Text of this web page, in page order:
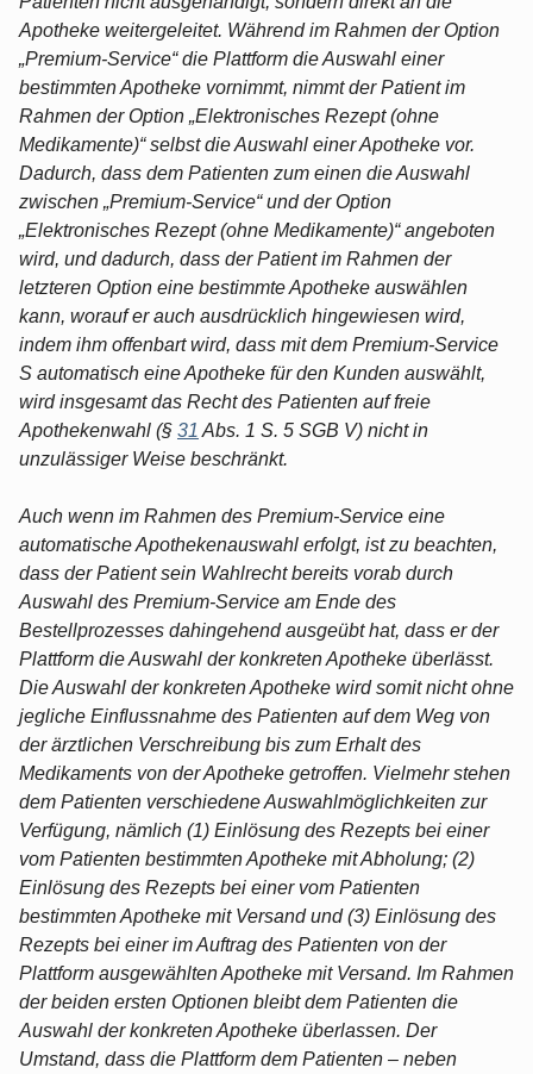
Apotheke weitergeleitet. Während im Rahmen der Option
„Premium-Service“ die Plattform die Auswahl einer
bestimmten Apotheke vornimmt, nimmt der Patient im
Rahmen der Option „Elektronisches Rezept (ohne
Medikamente)“ selbst die Auswahl einer Apotheke vor.
Dadurch, dass dem Patienten zum einen die Auswahl
zwischen „Premium-Service“ und der Option
„Elektronisches Rezept (ohne Medikamente)“ angeboten
wird, und dadurch, dass der Patient im Rahmen der
letzteren Option eine bestimmte Apotheke auswählen
kann, worauf er auch ausdrücklich hingewiesen wird,
indem ihm offenbart wird, dass mit dem Premium-Service
S automatisch eine Apotheke für den Kunden auswählt,
wird insgesamt das Recht des Patienten auf freie
Apothekenwahl (§ 31 Abs. 1 S. 5 SGB V) nicht in
unzulässiger Weise beschränkt.
Auch wenn im Rahmen des Premium-Service eine
automatische Apothekenauswahl erfolgt, ist zu beachten,
dass der Patient sein Wahlrecht bereits vorab durch
Auswahl des Premium-Service am Ende des
Bestellprozesses dahingehend ausgeübt hat, dass er der
Plattform die Auswahl der konkreten Apotheke überlässt.
Die Auswahl der konkreten Apotheke wird somit nicht ohne
jegliche Einflussnahme des Patienten auf dem Weg von
der ärztlichen Verschreibung bis zum Erhalt des
Medikaments von der Apotheke getroffen. Vielmehr stehen
dem Patienten verschiedene Auswahlmöglichkeiten zur
Verfügung, nämlich (1) Einlösung des Rezepts bei einer
vom Patienten bestimmten Apotheke mit Abholung; (2)
Einlösung des Rezepts bei einer vom Patienten
bestimmten Apotheke mit Versand und (3) Einlösung des
Rezepts bei einer im Auftrag des Patienten von der
Plattform ausgewählten Apotheke mit Versand. Im Rahmen
der beiden ersten Optionen bleibt dem Patienten die
Auswahl der konkreten Apotheke überlassen. Der
Umstand, dass die Plattform dem Patienten – neben